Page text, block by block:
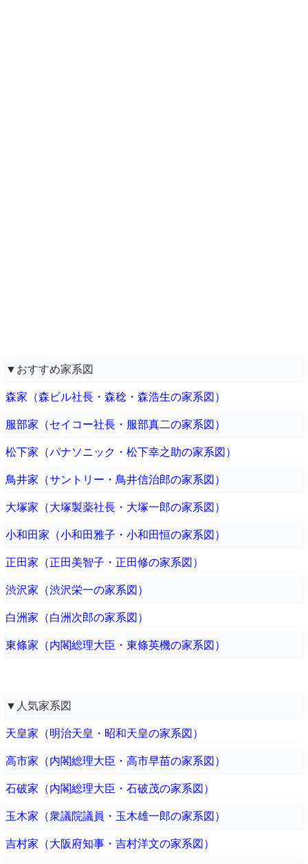
▼おすすめ家系図
森家（森ビル社長・森稔・森浩生の家系図）
服部家（セイコー社長・服部真二の家系図）
松下家（パナソニック・松下幸之助の家系図）
鳥井家（サントリー・鳥井信治郎の家系図）
大塚家（大塚製薬社長・大塚一郎の家系図）
小和田家（小和田雅子・小和田恒の家系図）
正田家（正田美智子・正田修の家系図）
渋沢家（渋沢栄一の家系図）
白洲家（白洲次郎の家系図）
東條家（内閣総理大臣・東條英機の家系図）
▼人気家系図
天皇家（明治天皇・昭和天皇の家系図）
高市家（内閣総理大臣・高市早苗の家系図）
石破家（内閣総理大臣・石破茂の家系図）
玉木家（衆議院議員・玉木雄一郎の家系図）
吉村家（大阪府知事・吉村洋文の家系図）